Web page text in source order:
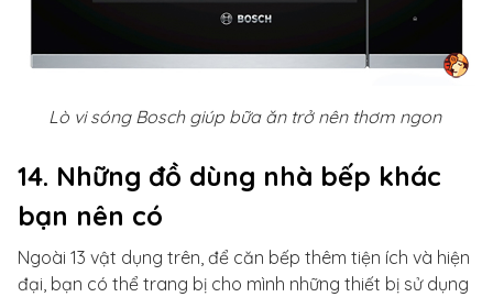
Lò vi sóng Bosch giúp bữa ăn trở nên thơm ngon
14. Những đồ dùng nhà bếp khác
bạn nên có
Ngoài 13 vật dụng trên, để căn bếp thêm tiện ích và hiện
đại, bạn có thể trang bị cho mình những thiết bị sử dụng